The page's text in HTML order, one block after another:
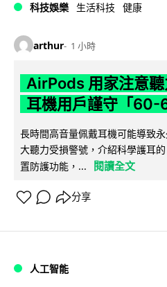
科技娛樂 生活科技 健康
arthur 1 小時
AirPods 用家注意
耳機用戶謹守「60-
長時間高音量佩戴耳機可能導致
大聽力受損警號，介紹科學護耳
置防護功能，...
閱讀全文
分享
人工智能